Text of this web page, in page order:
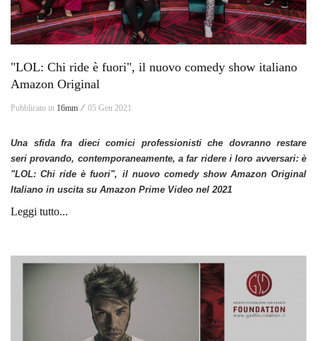
"LOL: Chi ride è fuori", il nuovo comedy show italiano
Amazon Original
Pubblicato in 16mm ⁄ 05 Gen 2021
Una sfida fra dieci comici professionisti che dovranno restare
seri provando, contemporaneamente, a far ridere i loro avversari: è
"LOL: Chi ride è fuori", il nuovo comedy show Amazon Original
Italiano in uscita su Amazon Prime Video nel 2021
Leggi tutto...